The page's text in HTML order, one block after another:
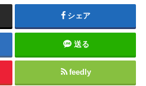
シェア
送る
feedly